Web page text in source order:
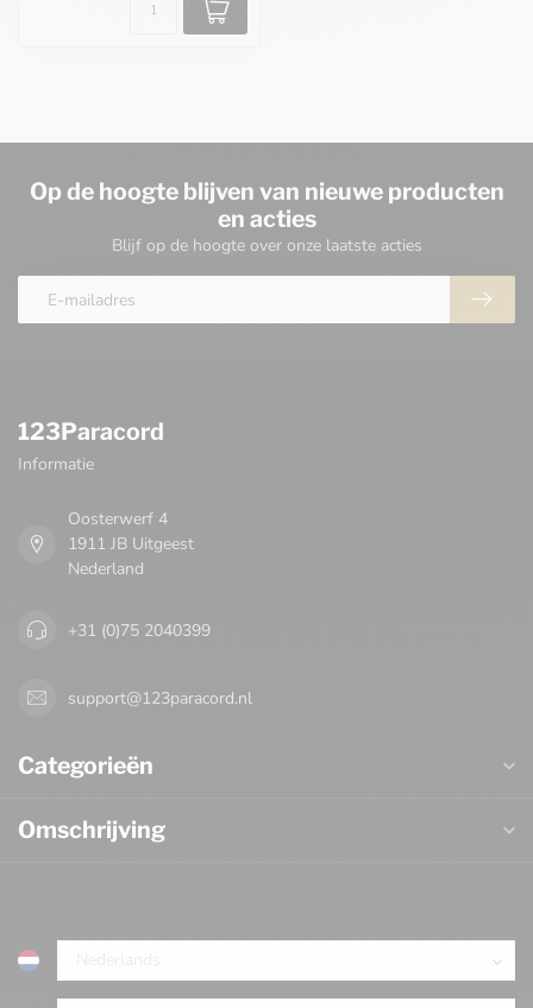
Op de hoogte blijven van nieuwe producten
en acties
Blijf op de hoogte over onze laatste acties
123Paracord
Informatie
Oosterwerf 4
1911 JB Uitgeest
Nederland
+31 (0)75 2040399
support@123paracord.nl
Categorieën
Omschrijving